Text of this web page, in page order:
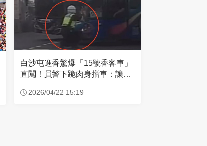
白沙屯進香驚爆「15號香客車」
直闖！員警下跪肉身擋車：讓行
2026/04/22 15:19